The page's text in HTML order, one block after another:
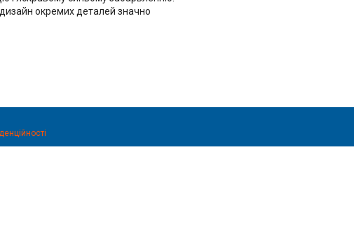
окремих деталей значно